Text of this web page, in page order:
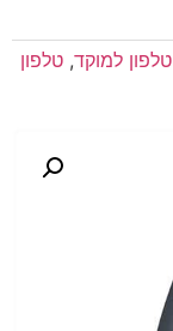
טלפון למוקד, טלפון